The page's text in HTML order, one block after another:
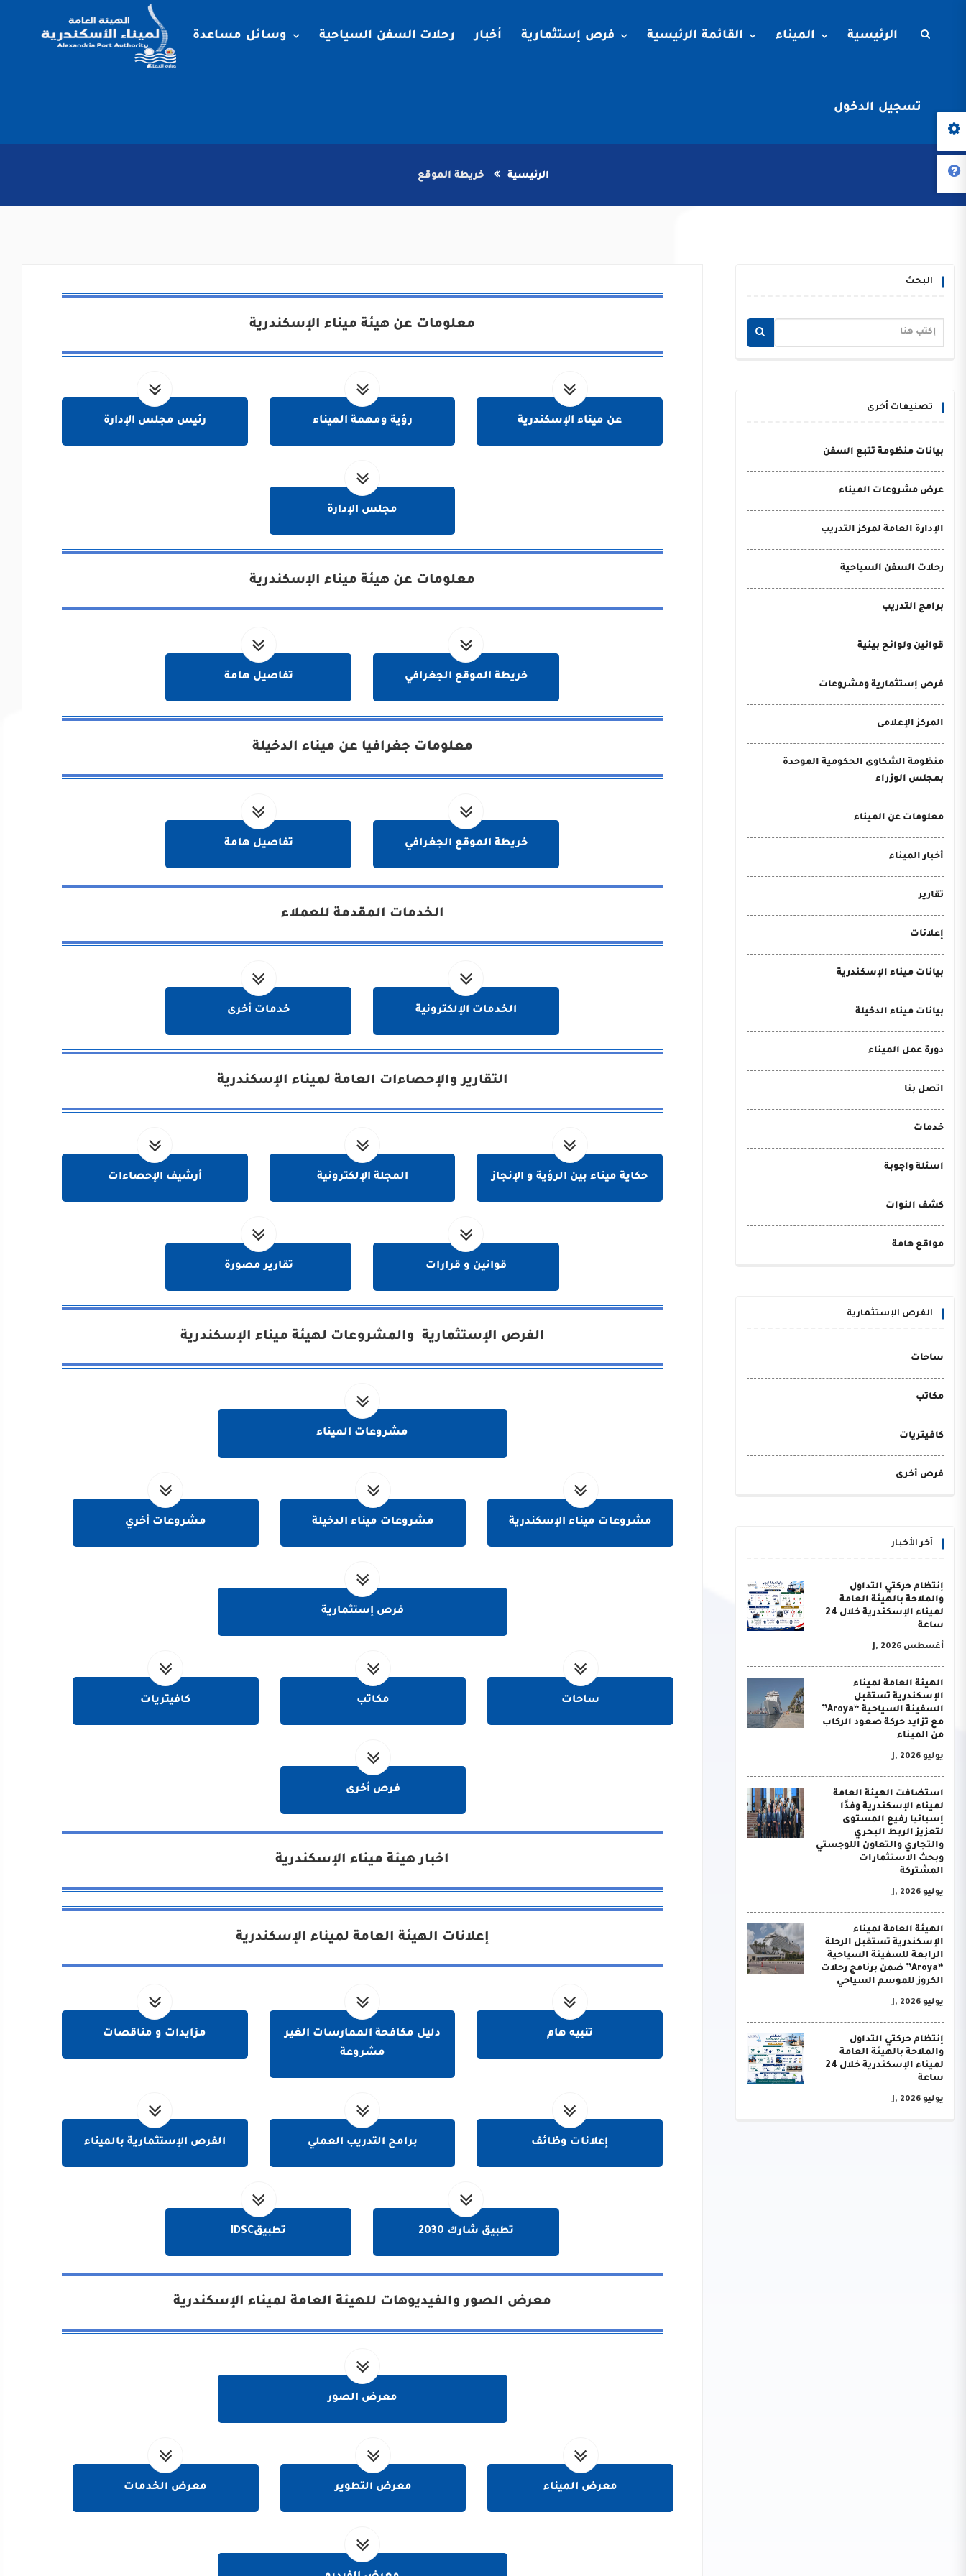
الرئيسية الميناء القائمة الرئيسية فرص إستثمارية أخبار رحلات السفن السياحية وسائل مساعدة
تسجيل الدخول
الرئيسية خريطة الموقع
البحث
تصنيفات أخرى
بيانات منظومة تتبع السفن
عرض مشروعات الميناء
الإدارة العامة لمركز التدريب
رحلات السفن السياحية
برامج التدريب
قوانين ولوائح بيئية
فرص إستثمارية ومشروعات
المركز الإعلامى
منظومة الشكاوى الحكومية الموحدة
بمجلس الوزراء
معلومات عن الميناء
أخبار الميناء
تقارير
إعلانات
بيانات ميناء الإسكندرية
بيانات ميناء الدخيلة
دورة عمل الميناء
اتصل بنا
خدمات
اسئلة واجوبة
كشف النوات
مواقع هامة
الفرص الإستثمارية
ساحات
مكاتب
كافيتريات
فرص أخرى
أخر الأخبار
إنتظام حركتي التداول
والملاحة بالهيئة العامة
لميناء الإسكندرية خلال 24
ساعة
أغسطس J, 2026
الهيئة العامة لميناء
الإسكندرية تستقبل
السفينة السياحية “Aroya”
مع تزايد حركة صعود الركاب
من الميناء
يوليو J, 2026
استضافت الهيئة العامة
لميناء الإسكندرية وفدًا
إسبانيا رفيع المستوى
لتعزيز الربط البحري
والتجاري والتعاون اللوجستي
وبحث الاستثمارات
المشتركة
يوليو J, 2026
الهيئة العامة لميناء
الإسكندرية تستقبل الرحلة
الرابعة للسفينة السياحية
“Aroya” ضمن برنامج رحلات
الكروز للموسم السياحي
يوليو J, 2026
إنتظام حركتي التداول
والملاحة بالهيئة العامة
لميناء الإسكندرية خلال 24
ساعة
يوليو J, 2026
معلومات عن هيئة ميناء الإسكندرية
عن ميناء الإسكندرية رؤية ومهمة الميناء رئيس مجلس الإدارة
مجلس الإدارة
معلومات عن هيئة ميناء الإسكندرية
خريطة الموقع الجغرافي تفاصيل هامة
معلومات جغرافيا عن ميناء الدخيلة
خريطة الموقع الجغرافي تفاصيل هامة
الخدمات المقدمة للعملاء
الخدمات الإلكترونية خدمات أخرى
التقارير والإحصاءات العامة لميناء الإسكندرية
حكاية ميناء بين الرؤية و الإنجاز المجلة الإلكترونية أرشيف الإحصاءات
قوانين و قرارات تقارير مصورة
الفرص الإستثمارية والمشروعات لهيئة ميناء الإسكندرية
مشروعات الميناء
مشروعات ميناء الإسكندرية مشروعات ميناء الدخيلة مشروعات أخري
فرص إستثمارية
ساحات مكاتب كافيتريات
فرص أخرى
اخبار هيئة ميناء الإسكندرية
إعلانات الهيئة العامة لميناء الإسكندرية
تنبيه هام
دليل مكافحة الممارسات الغير
مشروعة
مزايدات و مناقصات
إعلانات وظائف برامج التدريب العملي الفرص الإستثمارية بالميناء
تطبيق شارك 2030 تطبيقIDSC
معرض الصور والفيديوهات للهيئة العامة لميناء الإسكندرية
معرض الصور
معرض الميناء معرض التطوير معرض الخدمات